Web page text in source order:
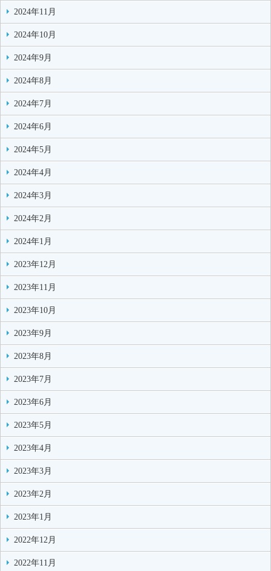
2024年11月
2024年10月
2024年9月
2024年8月
2024年7月
2024年6月
2024年5月
2024年4月
2024年3月
2024年2月
2024年1月
2023年12月
2023年11月
2023年10月
2023年9月
2023年8月
2023年7月
2023年6月
2023年5月
2023年4月
2023年3月
2023年2月
2023年1月
2022年12月
2022年11月